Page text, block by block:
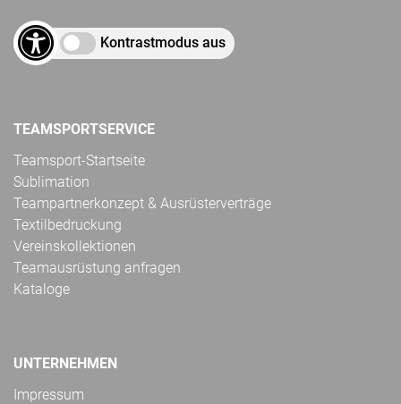
Kontrastmodus aus
TEAMSPORTSERVICE
Teamsport-Startseite
Sublimation
Teampartnerkonzept & Ausrüsterverträge
Textilbedruckung
Vereinskollektionen
Teamausrüstung anfragen
Kataloge
UNTERNEHMEN
Impressum